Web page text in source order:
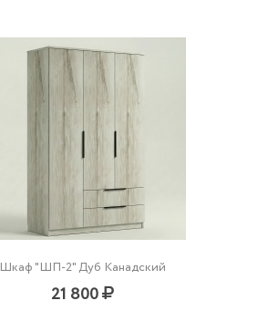
Шкаф "ШП-2" Дуб Канадский
21 800